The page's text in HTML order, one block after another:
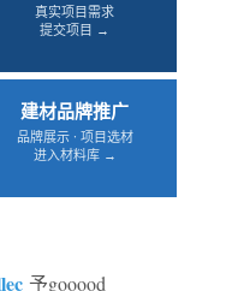
真实项目需求
提交项目 →
建材品牌推广
品牌展示 · 项目选材
进入材料库 →
予gooood